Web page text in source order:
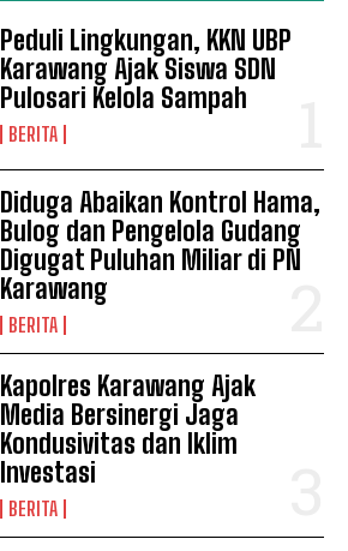
Peduli Lingkungan, KKN UBP
Karawang Ajak Siswa SDN
Pulosari Kelola Sampah
BERITA
Diduga Abaikan Kontrol Hama,
Bulog dan Pengelola Gudang
Digugat Puluhan Miliar di PN
Karawang
BERITA
Kapolres Karawang Ajak
Media Bersinergi Jaga
Kondusivitas dan Iklim
Investasi
BERITA